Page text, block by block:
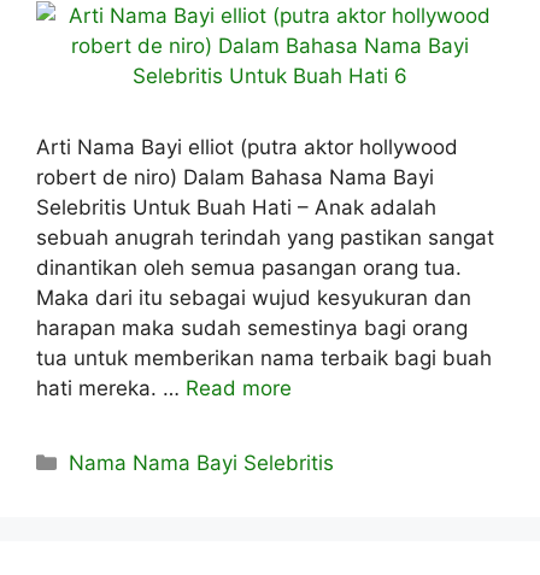
Arti Nama Bayi elliot (putra aktor hollywood
robert de niro) Dalam Bahasa Nama Bayi
Selebritis Untuk Buah Hati – Anak adalah
sebuah anugrah terindah yang pastikan sangat
dinantikan oleh semua pasangan orang tua.
Maka dari itu sebagai wujud kesyukuran dan
harapan maka sudah semestinya bagi orang
tua untuk memberikan nama terbaik bagi buah
hati mereka. … Read more
Kategori
Nama Nama Bayi Selebritis